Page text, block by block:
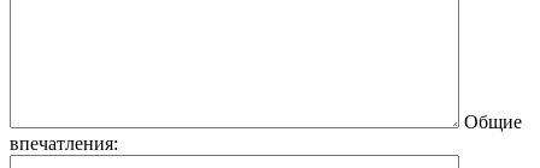
Общие
впечатления: